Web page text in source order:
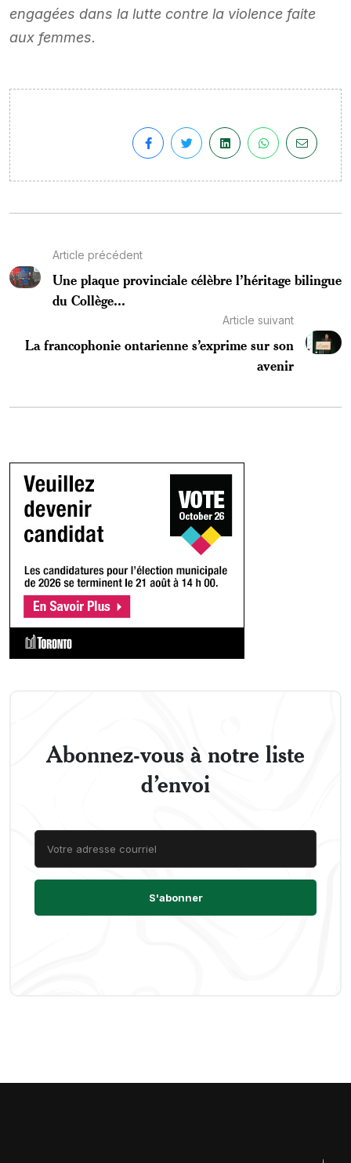
engagées dans la lutte contre la violence faite
aux femmes.
Article précédent
Une plaque provinciale célèbre l’héritage bilingue
du Collège...
Article suivant
La francophonie ontarienne s’exprime sur son
avenir
Abonnez-vous à notre liste
d’envoi